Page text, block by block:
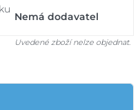
Nemá dodavatel
Uvedené zboží nelze objednat.